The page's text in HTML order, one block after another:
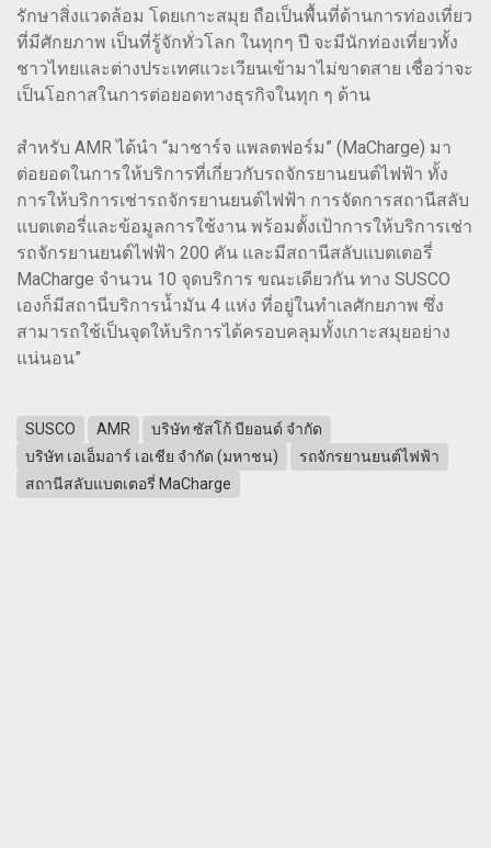
รักษาสิ่งแวดล้อม โดยเกาะสมุย ถือเป็นพื้นที่ด้านการท่องเที่ยว
ที่มีศักยภาพ เป็นที่รู้จักทั่วโลก ในทุกๆ ปี จะมีนักท่องเที่ยวทั้ง
ชาวไทยและต่างประเทศแวะเวียนเข้ามาไม่ขาดสาย เชื่อว่าจะ
เป็นโอกาสในการต่อยอดทางธุรกิจในทุก ๆ ด้าน
สำหรับ AMR ได้นำ “มาชาร์จ แพลตฟอร์ม” (MaCharge) มา
ต่อยอดในการให้บริการที่เกี่ยวกับรถจักรยานยนต์ไฟฟ้า ทั้ง
การให้บริการเช่ารถจักรยานยนต์ไฟฟ้า การจัดการสถานีสลับ
แบตเตอรี่และข้อมูลการใช้งาน พร้อมตั้งเป้าการให้บริการเช่า
รถจักรยานยนต์ไฟฟ้า 200 คัน และมีสถานีสลับแบตเตอรี่
MaCharge จำนวน 10 จุดบริการ ขณะเดียวกัน ทาง SUSCO
เองก็มีสถานีบริการน้ำมัน 4 แห่ง ที่อยู่ในทำเลศักยภาพ ซึ่ง
สามารถใช้เป็นจุดให้บริการได้ครอบคลุมทั้งเกาะสมุยอย่าง
แน่นอน”
SUSCO AMR
บริษัท ซัสโก้ บียอนด์ จำกัด
บริษัท เอเอ็มอาร์ เอเชีย จำกัด (มหาชน)
รถจักรยานยนต์ไฟฟ้า
สถานีสลับแบตเตอรี่ MaCharge